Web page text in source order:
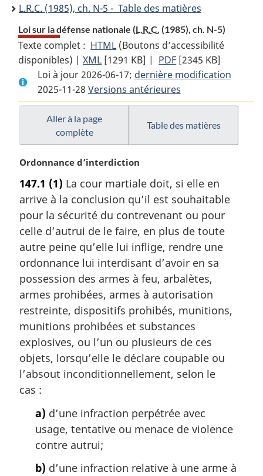
L.R.C. (1985), ch. N-5 - Table des matières
Loi sur la défense nationale (L.R.C. (1985), ch. N-5)
Texte complet : HTML Texte
complet
:
Loi
sur
nationale
(Boutons d’accessibilité
disponibles) |XML Texte
complet
:
Loi
sur
défense
nationale
[1291 KB] | PDF Texte
complet
:
Loi
défense
[2345 KB]
Loi à jour 2026-06-17; dernière modification
2025-11-28 Versions antérieures
Aller à la page
complète
Table des matières
N
t
e
m
a
g
i
n
a
e
:
Ordonnance d’interdiction
147.1 (1) La cour martiale doit, si elle en
arrive à la conclusion qu’il est souhaitable
pour la sécurité du contrevenant ou pour
celle d’autrui de le faire, en plus de toute
autre peine qu’elle lui inflige, rendre une
ordonnance lui interdisant d’avoir en sa
possession des armes à feu, arbalètes,
armes prohibées, armes à autorisation
restreinte, dispositifs prohibés, munitions,
munitions prohibées et substances
explosives, ou l’un ou plusieurs de ces
objets, lorsqu’elle le déclare coupable ou
l’absout inconditionnellement, selon le
cas :
a) d’une infraction perpétrée avec
usage, tentative ou menace de violence
contre autrui;
b) d’une infraction relative à une arme à